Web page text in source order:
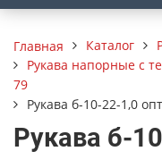
Главная Каталог
Рукава напорные с
79
Рукава б-10-22-1,0
Рукава б-